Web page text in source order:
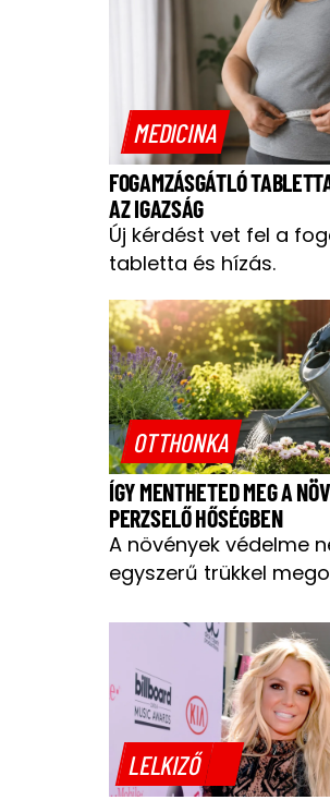
MEDICINA
FOGAMZÁSGÁTLÓ
AZ IGAZSÁG
Új kérdést vet fel a
tabletta és hízás.
OTTHONKA
ÍGY MENTHETED MEG A
PERZSELŐ HŐSÉGBEN
A növények védelme
egyszerű trükkel
LELKIZŐ